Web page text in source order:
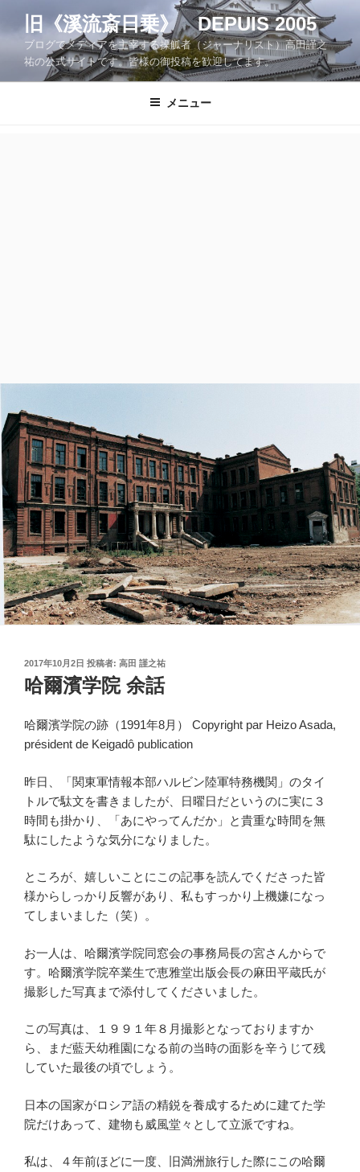
ツ
旧《溪流斎日乗》 DEPUIS 2005
ブログでメディアを主宰する操觚者（ジャーナリスト）高田謹之
祐の公式サイトです。皆様の御投稿を歓迎してます。
メニュー
投
稿
日:
2017年10月2日 投稿者: 高田 謹之祐
哈爾濱学院 余話
哈爾濱学院の跡（1991年8月） Copyright par Heizo Asada,
président de Keigadô publication
昨日、「関東軍情報本部ハルビン陸軍特務機関」のタイ
トルで駄文を書きましたが、日曜日だというのに実に３
時間も掛かり、「あにやってんだか」と貴重な時間を無
駄にしたような気分になりました。
ところが、嬉しいことにこの記事を読んでくださった皆
様からしっかり反響があり、私もすっかり上機嫌になっ
てしまいました（笑）。
お一人は、哈爾濱学院同窓会の事務局長の宮さんからで
す。哈爾濱学院卒業生で恵雅堂出版会長の麻田平蔵氏が
撮影した写真まで添付してくださいました。
この写真は、１９９１年８月撮影となっておりますか
ら、まだ藍天幼稚園になる前の当時の面影を辛うじて残
していた最後の頃でしょう。
日本の国家がロシア語の精鋭を養成するために建てた学
院だけあって、建物も威風堂々として立派ですね。
私は、４年前ほどに一度、旧満洲旅行した際にこの哈爾